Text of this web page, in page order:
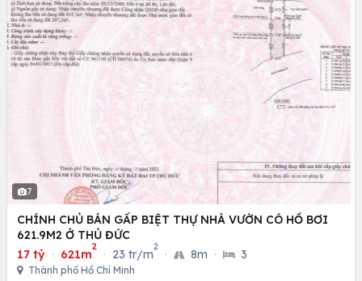
7
CHÍNH CHỦ BÁN GẤP BIỆT THỰ NHÀ VƯỜN CÓ HỒ BƠI
621.9M2 Ở THỦ ĐỨC
17 tỷ · 621m
2
· 23 tr/m
2
· 8m · 3
Thành phố Hồ Chí Minh